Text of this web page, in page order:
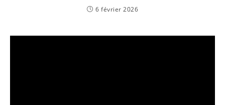
6 février 2026